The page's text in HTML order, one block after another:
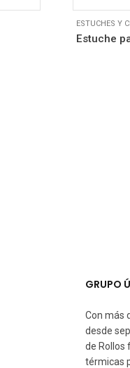
ESTUCHES Y
Estuche
GRUPO
Con más
desde
de Rollos
térmicas